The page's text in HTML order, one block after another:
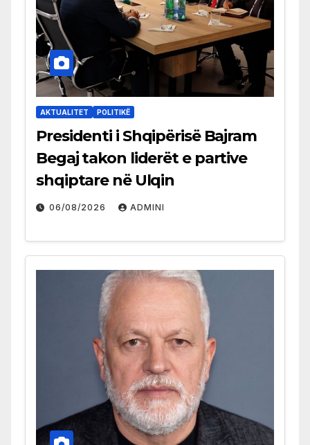
AKTUALITET POLITIKË
Presidenti i Shqipërisë Bajram
Begaj takon liderët e partive
shqiptare në Ulqin
06/08/2026 ADMINI